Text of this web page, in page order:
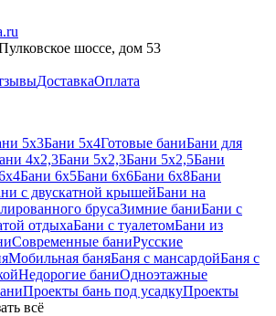
шоссе, дом 53
ДоставкаОплата
5х3Бани 5х4Готовые баниБани для
4х2,3Бани 5х2,3Бани 5х2,5Бани
Бани 6х5Бани 6х6Бани 6х8Бани
с двускатной крышейБани на
брусаЗимние баниБани с
отдыхаБани с туалетомБани из
Современные баниРусские
Мобильная баняБаня с мансардойБаня с
Недорогие баниОдноэтажные
Проекты бань под усадкуПроекты
всё